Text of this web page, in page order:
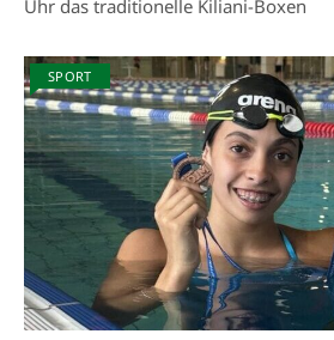
Uhr das traditionelle Kiliani-Boxen
SPORT